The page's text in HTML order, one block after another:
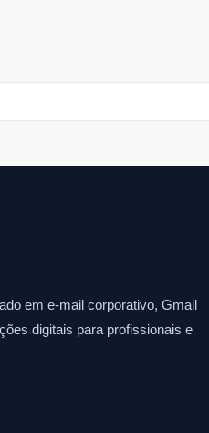
em e-mail corporativo, Gmail
digitais para profissionais e